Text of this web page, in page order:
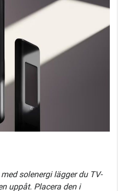
solenergi lägger du TV-
uppåt. Placera den i